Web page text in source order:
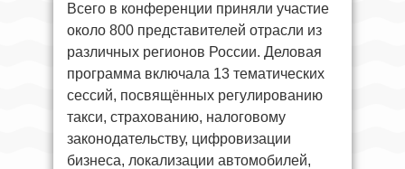
Всего в конференции приняли участие
около 800 представителей отрасли из
различных регионов России. Деловая
программа включала 13 тематических
сессий, посвящённых регулированию
такси, страхованию, налоговому
законодательству, цифровизации
бизнеса, локализации автомобилей,